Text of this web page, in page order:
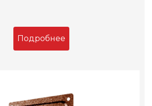
Подробнее